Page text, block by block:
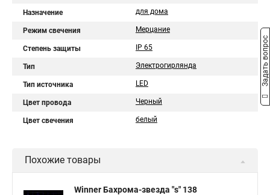
Назначение для дома
Режим свечения Мерцание
Степень защиты IP 65
Тип Электрогирлянда
Тип источника LED
Цвет провода Черный
Цвет свечения белый
Похожие товары
Winner Бахрома-звезда "s" 138
Задать вопрос